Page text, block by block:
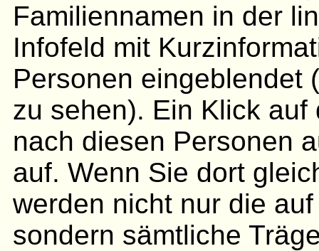
Familiennamen in der
Infofeld mit
Personen eingeblendet
zu sehen). Ein Klick
nach diesen Personen
auf. Wenn Sie dort
werden nicht nur die
sondern sämtliche